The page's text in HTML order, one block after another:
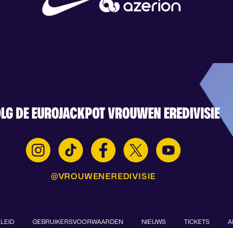
DE EUROJACKPOT VROUWEN EREDIVISIE
@VROUWENEREDIVISIE
GEBRUIKERSVOORWAARDEN NIEUWS TICKETS